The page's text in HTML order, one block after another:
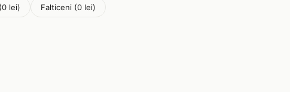
lei) Falticeni (0 lei)